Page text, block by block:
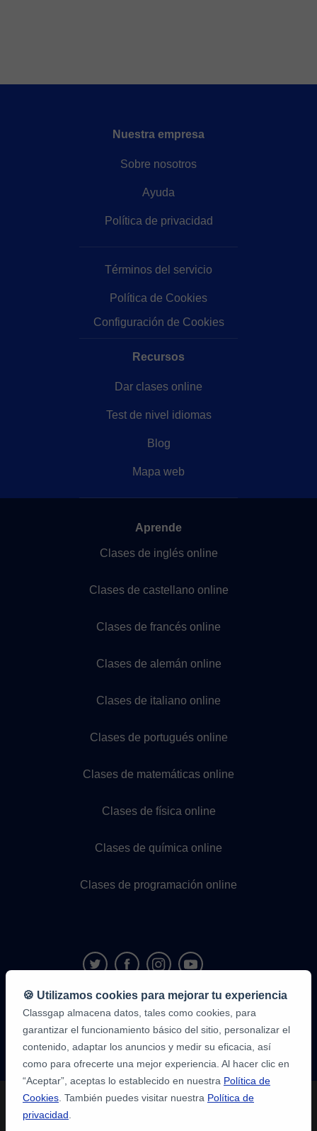
Nuestra empresa
Sobre nosotros
Ayuda
Política de privacidad
Términos del servicio
Política de Cookies
Configuración de Cookies
Recursos
Dar clases online
Test de nivel idiomas
Blog
Mapa web
Aprende
Clases de inglés online
Clases de castellano online
Clases de francés online
Clases de alemán online
Clases de italiano online
Clases de portugués online
Clases de matemáticas online
Clases de física online
Clases de química online
Clases de programación online
9,6/10
1.339.284
opiniones
alumnos
🍪 Utilizamos cookies para mejorar tu experiencia
Classgap almacena datos, tales como cookies, para
garantizar el funcionamiento básico del sitio, personalizar el
contenido, adaptar los anuncios y medir su eficacia, así
como para ofrecerte una mejor experiencia. Al hacer clic en
“Aceptar”, aceptas lo establecido en nuestra Política de
Cookies . También puedes visitar nuestra Política de
privacidad